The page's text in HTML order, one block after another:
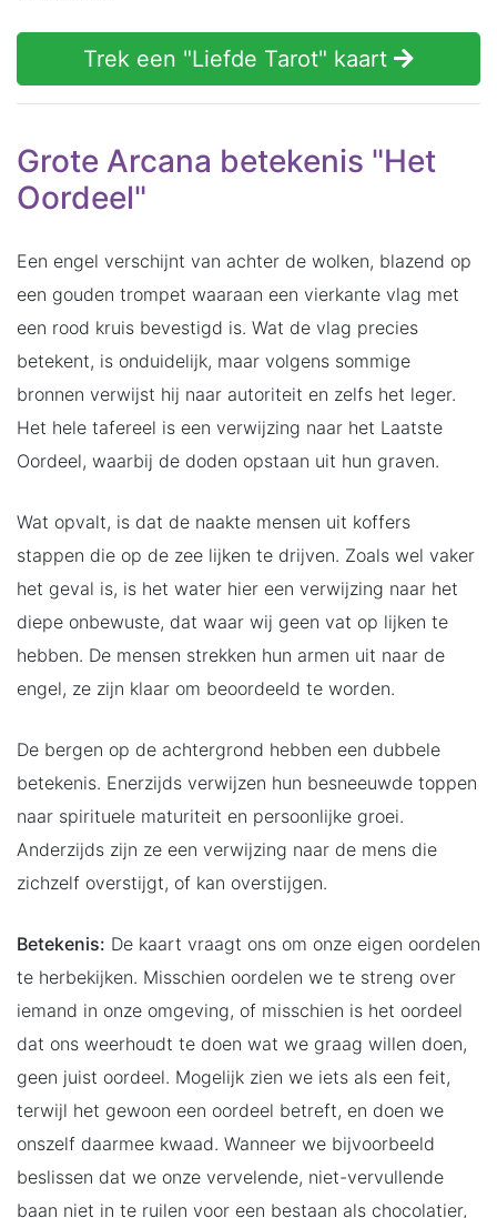
Trek een "Liefde Tarot" kaart
Grote Arcana betekenis "Het
Oordeel"
Een engel verschijnt van achter de wolken, blazend op
een gouden trompet waaraan een vierkante vlag met
een rood kruis bevestigd is. Wat de vlag precies
betekent, is onduidelijk, maar volgens sommige
bronnen verwijst hij naar autoriteit en zelfs het leger.
Het hele tafereel is een verwijzing naar het Laatste
Oordeel, waarbij de doden opstaan uit hun graven.
Wat opvalt, is dat de naakte mensen uit koffers
stappen die op de zee lijken te drijven. Zoals wel vaker
het geval is, is het water hier een verwijzing naar het
diepe onbewuste, dat waar wij geen vat op lijken te
hebben. De mensen strekken hun armen uit naar de
engel, ze zijn klaar om beoordeeld te worden.
De bergen op de achtergrond hebben een dubbele
betekenis. Enerzijds verwijzen hun besneeuwde toppen
naar spirituele maturiteit en persoonlijke groei.
Anderzijds zijn ze een verwijzing naar de mens die
zichzelf overstijgt, of kan overstijgen.
Betekenis: De kaart vraagt ons om onze eigen oordelen
te herbekijken. Misschien oordelen we te streng over
iemand in onze omgeving, of misschien is het oordeel
dat ons weerhoudt te doen wat we graag willen doen,
geen juist oordeel. Mogelijk zien we iets als een feit,
terwijl het gewoon een oordeel betreft, en doen we
onszelf daarmee kwaad. Wanneer we bijvoorbeeld
beslissen dat we onze vervelende, niet-vervullende
baan niet in te ruilen voor een bestaan als chocolatier,